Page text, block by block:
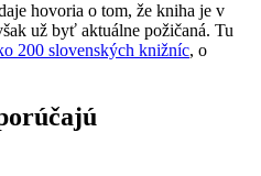
hovoria o tom, že kniha je v
už byť aktuálne požičaná. Tu
200 slovenských knižníc, o